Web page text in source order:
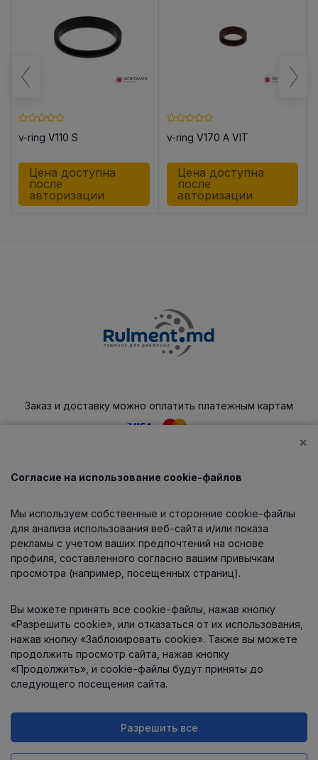
v-ring V110 S
Цена доступна
после
авторизации
v-ring V170 A VIT
Цена доступна
после
авторизации
Заказ и доставку можно оплатить платежным картам
Каталог
О компании
Информация
Контакты
Интернет-магазин работает
×
Согласие на использование cookie-файлов
Мы используем собственные и сторонние cookie-файлы
для анализа использования веб-сайта и/или показа
рекламы с учетом ваших предпочтений на основе
профиля, составленного согласно вашим привычкам
просмотра (например, посещенных страниц).
Вы можете принять все cookie-файлы, нажав кнопку
«Разрешить cookie», или отказаться от их использования,
нажав кнопку «Заблокировать cookie». Также вы можете
продолжить просмотр сайта, нажав кнопку
«Продолжить», и cookie-файлы будут приняты до
следующего посещения сайта.
Разрешить все